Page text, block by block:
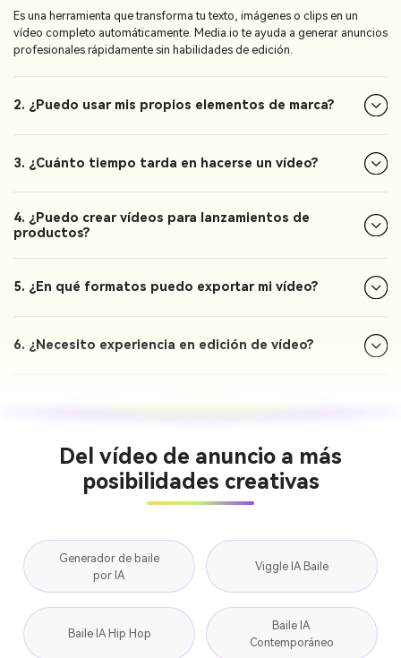
Es una herramienta que transforma tu texto, imágenes o clips en un
vídeo completo automáticamente. Media.io te ayuda a generar anuncios
profesionales rápidamente sin habilidades de edición.
2. ¿Puedo usar mis propios elementos de marca?
3. ¿Cuánto tiempo tarda en hacerse un vídeo?
4. ¿Puedo crear vídeos para lanzamientos de
productos?
5. ¿En qué formatos puedo exportar mi vídeo?
6. ¿Necesito experiencia en edición de vídeo?
Del vídeo de anuncio a más
posibilidades creativas
Generador de baile
por IA
Viggle IA Baile
Baile IA Hip Hop
Baile IA
Contemporáneo